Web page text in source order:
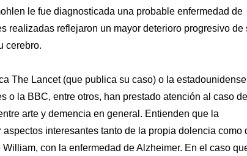
le fue diagnosticada una probable enfermedad de
realizadas reflejaron un mayor deterioro progresivo de
cerebro.
The Lancet (que publica su caso) o la estadounidense
o la BBC, entre otros, han prestado atención al caso de
arte y demencia en general. Entienden que la
interesantes tanto de la propia dolencia como
con la enfermedad de Alzheimer. En el caso